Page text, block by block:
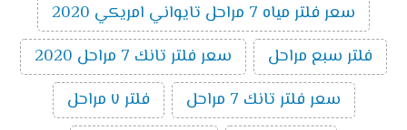
سعر فلتر مياه 7 مراحل تايواني امريكي 2020
فلتر سبع مراحل
سعر فلتر تانك 7 مراحل 2020
سعر فلتر تانك 7 مراحل
فلتر ٧ مراحل